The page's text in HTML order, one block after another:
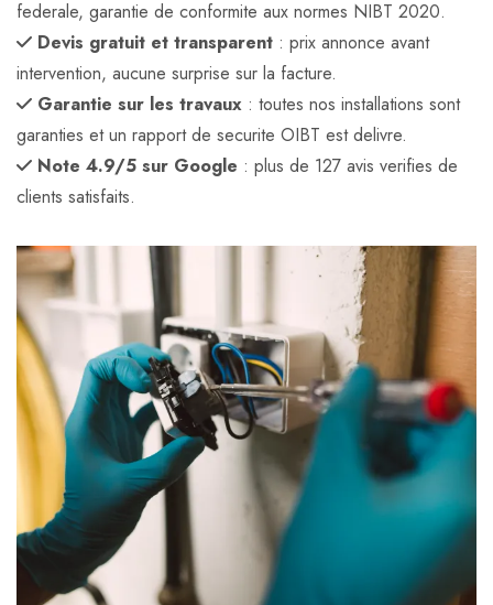
federale, garantie de conformite aux normes NIBT 2020.
Devis gratuit et transparent : prix annonce avant
intervention, aucune surprise sur la facture.
Garantie sur les travaux : toutes nos installations sont
garanties et un rapport de securite OIBT est delivre.
Note 4.9/5 sur Google : plus de 127 avis verifies de
clients satisfaits.